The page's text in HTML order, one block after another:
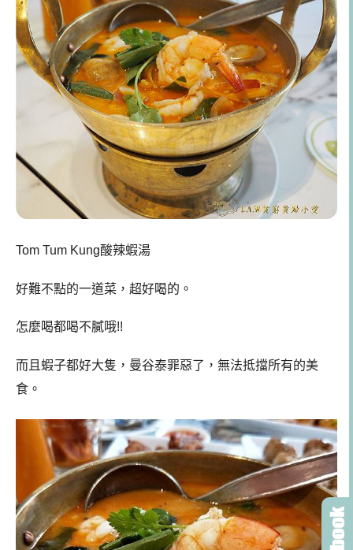
Tom Tum Kung酸辣蝦湯
好難不點的一道菜，超好喝的。
怎麼喝都喝不膩哦!!
而且蝦子都好大隻，曼谷泰罪惡了，無法抵擋所有的美
食。